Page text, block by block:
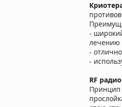
-
лечению
-
-
RF
Принцип